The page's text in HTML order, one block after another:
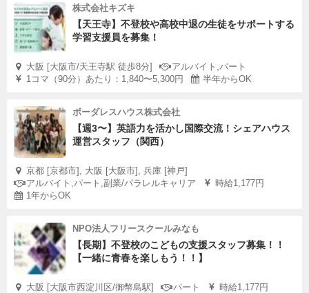
株式会社キズキ
【天王寺】不登校や高校中退の生徒をサポートする
学習支援員を募集！
大阪 [大阪市/天王寺駅 徒歩8分]
アルバイト,パート
1コマ（90分）あたり：1,840〜5,300円
半年からOK
ボーダレスハウス株式会社
【週3〜】英語力を活かし国際交流！シェアハウス
運営スタッフ（関西）
京都 [京都市], 大阪 [大阪市], 兵庫 [神戸]
アルバイト,パート,副業/パラレルキャリア
時給1,177円
1年からOK
NPO法人フリースクールみなも
【長期】不登校のこどもの支援スタッフ募集！！
【一緒に青春を楽しもう！！】
大阪 [大阪市西淀川区/御幣島駅] パート
時給1,177円